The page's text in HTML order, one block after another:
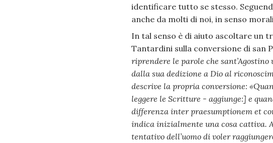
identificare tutto se stesso.
anche da molti di noi, in senso
In tal senso è di aiuto ascoltare un
Tantardini sulla conversione di san
riprendere le parole che
dalla sua dedizione a Dio al
descrive la propria conversione:
leggere le Scritture - aggiunge:] e
differenza inter praesumptionem et
indica inizialmente una cosa cattiva.
tentativo dell’uomo di voler